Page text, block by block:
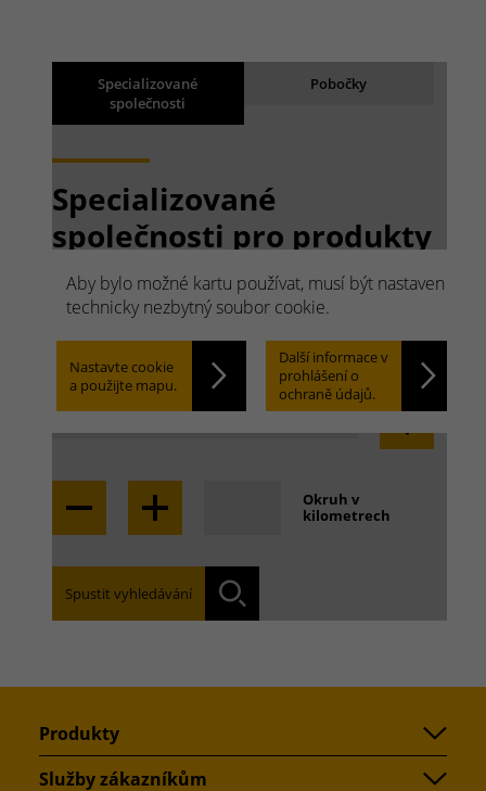
Aby bylo možné kartu používat, musí být nastaven
technicky nezbytný soubor cookie.
Nastavte cookie
a použijte mapu.
Další informace v
prohlášení o
ochraně údajů.
Specializované
společnosti
Pobočky
Specializované
společnosti pro produkty
Weishaupt.
Rychle hledat. Snadno
najít.
Locate
Okruh v
kilometrech
Spustit vyhledávání
BackVýsledky vyhledávání
Načítání výsledků
Najděte pobočku, která je pro Vás příslušná:
Produkty
Služby zákazníkům